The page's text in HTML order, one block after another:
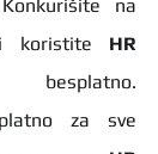
HR
za sve